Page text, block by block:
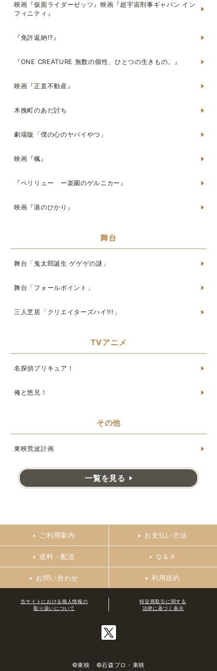
映画『仮面ライダーゼッツ』映画『超宇宙刑事ギャバン イン
フィニティ』
『免許返納!?』
『ONE CREATURE 無数の個性、ひとつの生きもの。』
映画『正直不動産』
木挽町のあだ討ち
劇場版「僕の心のヤバイやつ」
映画『楓』
『ペリリュー ー楽園のゲルニカー』
映画『港のひかり』
舞台
舞台「鬼太郎誕生 ゲゲゲの謎」
舞台「フォールポイント」
三人芝居「クリエイターズハイ!!!」
TVアニメ
名探偵プリキュア！
俺と悠兄！
その他
東映荒波計画
一覧を見る
ご利用案内 お支払い方法
送料・配送 Ｑ＆Ａ
お問い合わせ 利用規約
当サイトにおける個人情報の
取り扱いについて
特定商取引に関する
法律に基づく表示
©東映 ©石森プロ・東映